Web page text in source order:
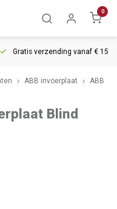
0
Gratis verzending vanaf € 150
ABB invoerplaat
ABB
Blind